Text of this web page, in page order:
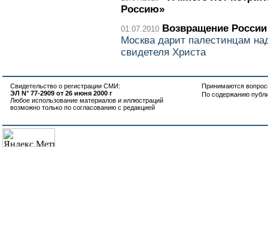
Россию»
01.07.2010 Возвращение
Москва дарит палестинцам
свидетеля Христа
Свидетельство о регистрации СМИ:
ЭЛ N° 77-2909 от 26 июня 2000 г
Любое использование материалов и иллюстраций
возможно только по согласованию с редакцией
Принимаются
По содержанию